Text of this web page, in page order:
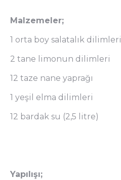
Malzemeler;
1 orta boy salatalık dilimleri
2 tane limonun dilimleri
12 taze nane yaprağı
1 yeşil elma dilimleri
12 bardak su (2,5 litre)
Yapılışı;